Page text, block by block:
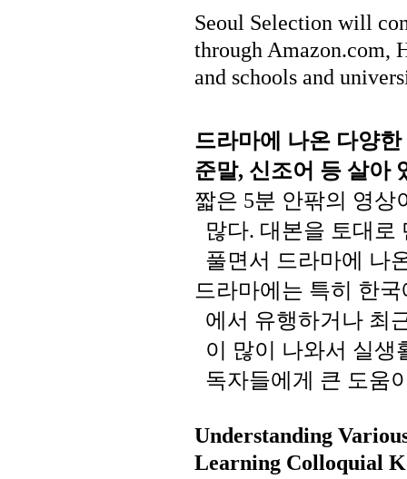
Seoul Selection will
through Amazon.com,
and schools and
드라마에 나온 다양한
준말, 신조어 등 살아
짧은 5분 안팎의 영상
많다. 대본을 토대로
풀면서 드라마에 나
드라마에는 특히 한
에서 유행하거나 최
이 많이 나와서 실생
독자들에게 큰 도움
Understanding
Learning Colloquial